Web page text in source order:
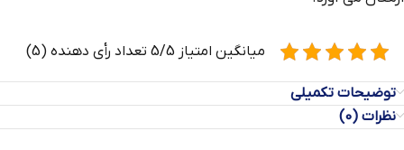
میانگین امتیاز 5/5 تعداد رأی دهنده (5)
توضیحات تکمیلی
نظرات (0)